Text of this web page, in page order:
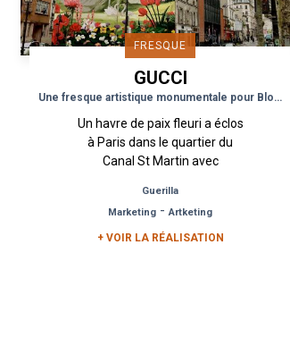
FRESQUE
GUCCI
Une fresque artistique monumentale pour Bloom de Gucci
Un havre de paix fleuri a éclos
à Paris dans le quartier du
Canal St Martin avec
murale créée à partir d’un
visuel de l’illustrateur...
Guerilla
Marketing -Artketing
+ VOIR LA RÉALISATION